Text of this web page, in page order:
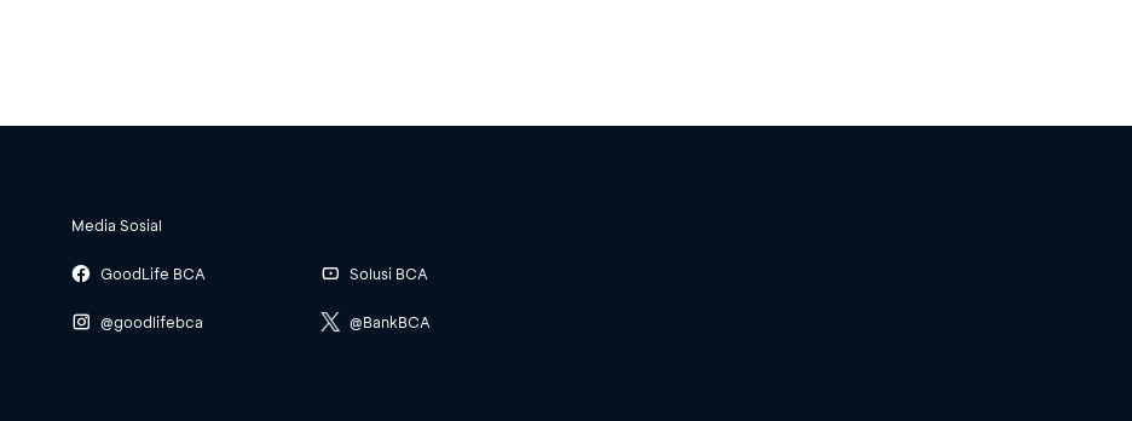
Media Sosial
GoodLife BCA
@goodlifebca
Solusi BCA
@BankBCA